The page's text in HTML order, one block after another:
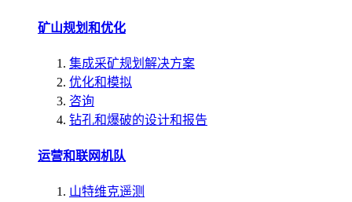
矿山规划和优化
集成采矿规划解决方案
优化和模拟
咨询
钻孔和爆破的设计和报告
运营和联网机队
山特维克遥测